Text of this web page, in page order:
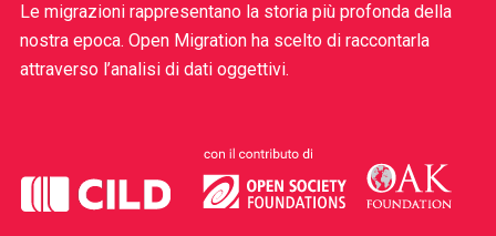
Le migrazioni rappresentano la storia più profonda della
nostra epoca. Open Migration ha scelto di raccontarla
attraverso l’analisi di dati oggettivi.